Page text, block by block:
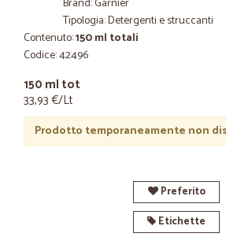
Tipologia: Detergenti e struccanti
Contenuto:150 ml totali
Codice: 42496
150 ml tot
33,93 €/Lt
Prodotto temporaneamente non
Preferito
Etichette